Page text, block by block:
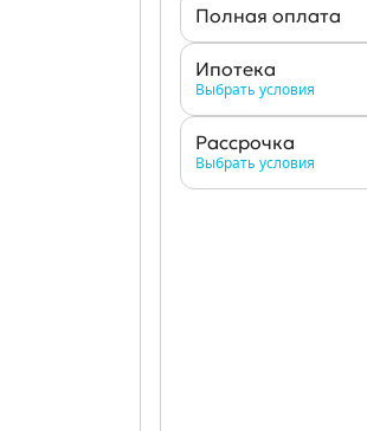
Полная оплата
Ипотека
Выбрать условия
Рассрочка
Выбрать условия